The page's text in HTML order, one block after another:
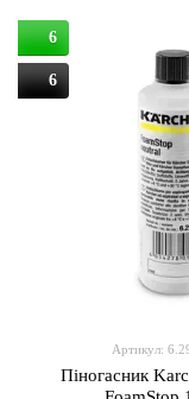
6
6
Артикул:
Піногасник